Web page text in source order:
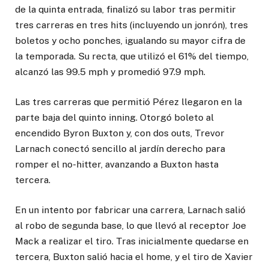
de la quinta entrada, finalizó su labor tras permitir
tres carreras en tres hits (incluyendo un jonrón), tres
boletos y ocho ponches, igualando su mayor cifra de
la temporada. Su recta, que utilizó el 61% del tiempo,
alcanzó las 99.5 mph y promedió 97.9 mph.
Las tres carreras que permitió Pérez llegaron en la
parte baja del quinto inning. Otorgó boleto al
encendido Byron Buxton y, con dos outs, Trevor
Larnach conectó sencillo al jardín derecho para
romper el no-hitter, avanzando a Buxton hasta
tercera.
En un intento por fabricar una carrera, Larnach salió
al robo de segunda base, lo que llevó al receptor Joe
Mack a realizar el tiro. Tras inicialmente quedarse en
tercera, Buxton salió hacia el home, y el tiro de Xavier